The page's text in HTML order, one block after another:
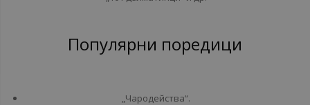
Популярни поредици
„Чародейства“.